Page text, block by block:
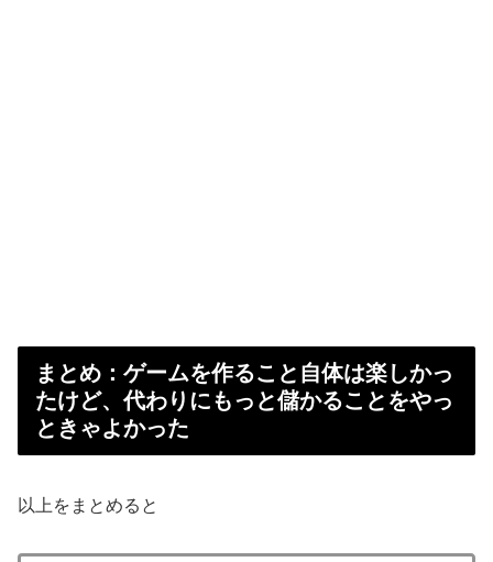
まとめ：ゲームを作ること自体は楽しかっ
たけど、代わりにもっと儲かることをやっ
ときゃよかった
以上をまとめると